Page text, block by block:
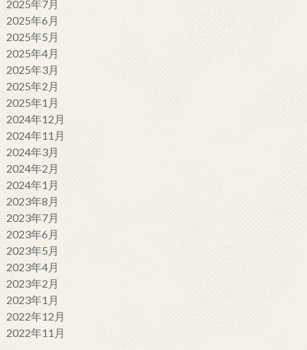
2025年7月
2025年6月
2025年5月
2025年4月
2025年3月
2025年2月
2025年1月
2024年12月
2024年11月
2024年3月
2024年2月
2024年1月
2023年8月
2023年7月
2023年6月
2023年5月
2023年4月
2023年2月
2023年1月
2022年12月
2022年11月